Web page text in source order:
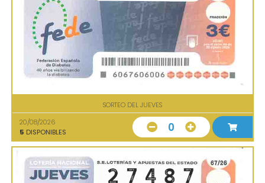
SORTEO DEL JUEVES
20/08/2026
5 DISPONIBLES 0